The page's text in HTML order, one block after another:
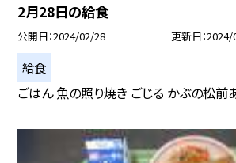
2月28日の給食
公開日 2024/02/28 更新日 2024/
給食
ごはん 魚の照り焼き ごじる かぶの松前